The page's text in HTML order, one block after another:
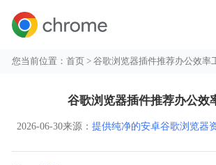
您当前位置：首页 > 谷歌浏览器插件推荐办公效率
谷歌浏览器插件推荐办公效
2026-06-30来源： 提供纯净的安卓谷歌浏览器